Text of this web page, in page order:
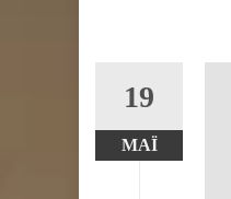
19
ΜΆΙ